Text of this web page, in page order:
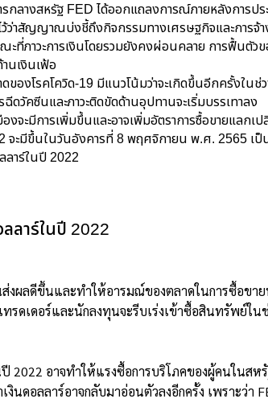
กลางสหรัฐ FED ได้ออกแถลงการณ์ภายหลังการป
ว้ว่าสัญญาณบ่งชี้ถึงกิจกรรมทางเศรษฐกิจและการ
ะที่ภาวะการเงินโดยรวมยังคงผ่อนคลาย การฟื้นตัว
นเงินเฟ้อ
ของโรคโควิด-19 มีแนวโน้มว่าจะเกิดขึ้นอีกครั้งใน
ดวัคซีนและภาวะติดขัดด้านอุปทานจะเริ่มบรรเทาลง
งจะมีการเพิ่มขึ้นและอาจเพิ่มอัตราการซื้อขายแลกเ
จะมีขึ้นในวันอังคารที่ 8 พฤศจิกายน พ.ศ. 2565 เป็
ลาร์ในปี 2022
ลาร์ในปี 2022
งผลดีขึ้นและทำให้อารมณ์ของตลาดในการซื้อขา
รดเดอร์และนักลงทุนจะรีบเร่งเข้าซื้อสินทรัพย์ใน
2022 อาจทำให้แรงซื้อการบริโภคของผู้คนในส
งินดอลลาร์อาจกลับมาอ่อนตัวลงอีกครั้ง เพราะว่า